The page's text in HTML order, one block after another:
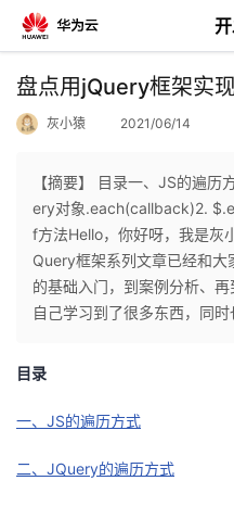
返
个
人
主
页
我
的
开
发
盘点用jQuery框架实
灰小猿 2021/06/14
【摘要】 目录一、JS的遍
ery对象.each(callback)2.
f方法Hello，你好呀，我是灰
Query框架系列文章已经和
的基础入门，到案例分析、
自己学习到了很多东西，同
目录
一、JS的遍历方式
二、JQuery的遍历方式